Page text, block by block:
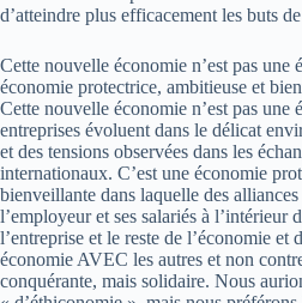
d’atteindre plus efficacement les buts
Cette nouvelle économie n’est pas
économie protectrice, ambitieuse et
Cette nouvelle économie n’est pas une
entreprises évoluent dans le délicat
et des tensions observées dans les
internationaux. C’est une économie
bienveillante dans laquelle des alliances
l’employeur et ses salariés à l’intérieur
l’entreprise et le reste de l’économie et
économie AVEC les autres et non
conquérante, mais solidaire. Nous